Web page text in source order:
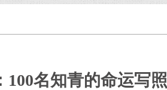
100名知青的命运写照